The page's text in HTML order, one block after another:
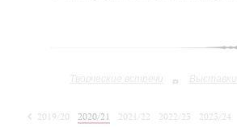
Творческие встречи Выставки
2019/20 2020/21 2021/22 2022/23
2023/24